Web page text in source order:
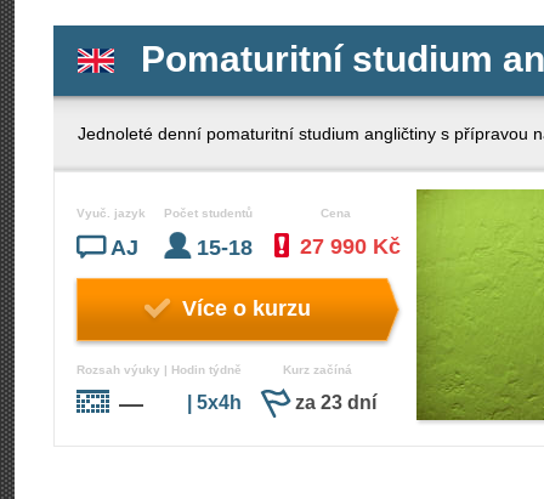
Pomaturitní studium
Jednoleté denní pomaturitní studium angličtiny s přípravou
Vyuč. jazyk
AJ
Počet studentů
15-18
Cena
27 990 Kč
Více o kurzu
Rozsah výuky | Hodin týdně
— | 5x4h
Kurz začíná
za 23 dní